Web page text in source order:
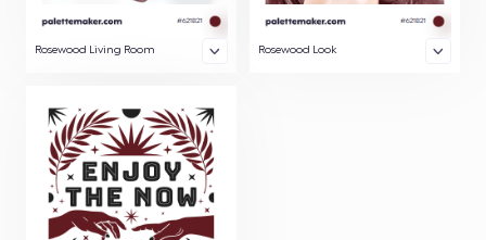
Rosewood Living Room Rosewood Look